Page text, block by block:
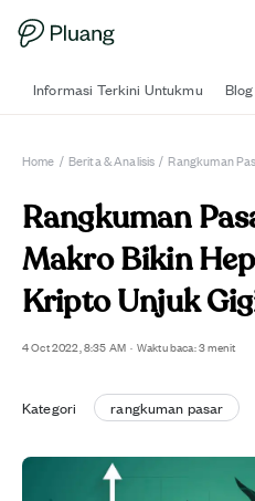
Informasi Terkini Untukmu Blog
Home / Berita & Analisis / Rangkuman
Rangkuman
Makro Bikin
Kripto Unjuk
4 Oct 2022, 8:35 AM · Waktu baca: 3 menit
Kategori rangkuman pasar